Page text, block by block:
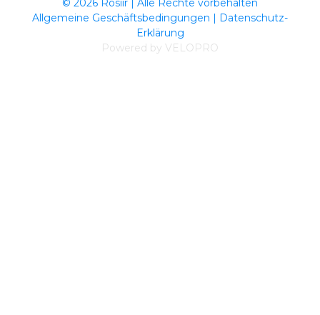
© 2026 Rosiir | Alle Rechte vorbehalten
Powered by VELOPRO
Allgemeine Geschäftsbedingungen | Datenschutz-
Erklärung